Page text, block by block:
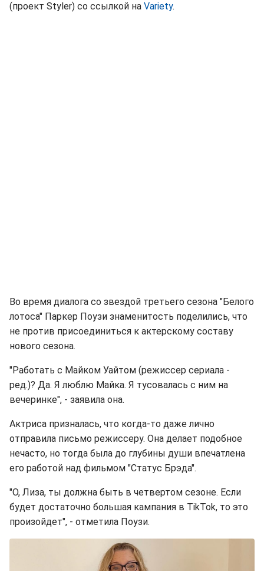
(проект Styler) со ссылкой на Variety.
Во время диалога со звездой третьего сезона "Белого
лотоса" Паркер Поузи знаменитость поделились, что
не против присоединиться к актерскому составу
нового сезона.
"Работать с Майком Уайтом (режиссер сериала -
ред.)? Да. Я люблю Майка. Я тусовалась с ним на
вечеринке", - заявила она.
Актриса призналась, что когда-то даже лично
отправила письмо режиссеру. Она делает подобное
нечасто, но тогда была до глубины души впечатлена
его работой над фильмом "Статус Брэда".
"О, Лиза, ты должна быть в четвертом сезоне. Если
будет достаточно большая кампания в TikTok, то это
произойдет", - отметила Поузи.